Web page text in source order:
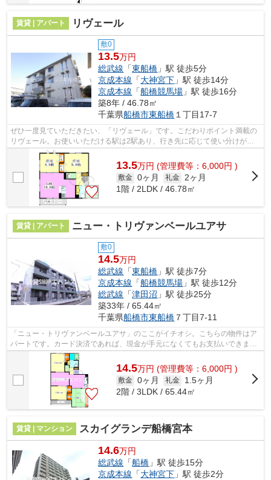
賃貸 | アパート リヴェール
敷0
13.5万円
総武線 「東船橋 」駅 徒歩5分
京成本線 「大神宮下 」駅 徒歩14分
京成本線 「船橋競馬場 」駅 徒歩16分
築8年 / 46.78㎡
千葉県船橋市東船橋 １丁目17-7
ぜひ一度見ていただきたい、「リヴェール」です。こだわりポイント満載の
リヴェール。お使いいただける駅は2駅あり、行き先に応じて使い分けがで
きます。道が平坦だと買い物も快適にで...
13.5万円 (管理費等：6,000円 )
敷金 0ヶ月 礼金 2ヶ月
1階 / 2LDK / 46.78㎡
賃貸 | アパート ニュー・トリヴァンベールユアサ
敷0
14.5万円
総武線 「東船橋 」駅 徒歩7分
京成本線 「船橋競馬場 」駅 徒歩12分
総武線 「津田沼 」駅 徒歩25分
築33年 / 65.44㎡
千葉県船橋市東船橋 ７丁目7-11
「ニュー・トリヴァンベールユアサ」のここがイチオシ。こちらの物件はア
パートです。カード決済であれば、現金が手元になくてもお支払いできま
す。眺望良好なエリアの物件で魅力的で...
14.5万円 (管理費等：6,000円 )
敷金 0ヶ月 礼金
1.5ヶ月
2階 / 3LDK / 65.44㎡
賃貸 | マンション スカイグランデ船橋宮本
14.6万円
総武線 「船橋 」駅 徒歩15分
京成本線 「大神宮下 」駅 徒歩2分